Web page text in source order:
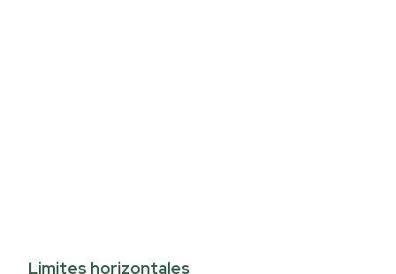
Limites horizontales